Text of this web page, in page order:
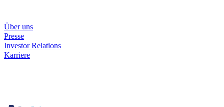
Über uns
Presse
Investor Relations
Karriere